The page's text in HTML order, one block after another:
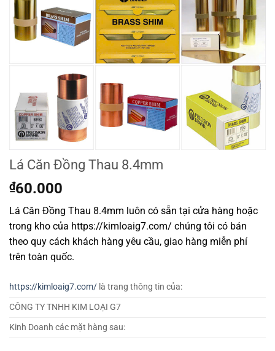
Lá Căn Đồng Thau 8.4mm
₫60.000
Lá Căn Đồng Thau 8.4mm luôn có sẵn tại cửa hàng hoặc
trong kho của https://kimloaig7.com/ chúng tôi có bán
theo quy cách khách hàng yêu cầu, giao hàng miễn phí
trên toàn quốc.
https://kimloaig7.com/ là trang thông tin của:
CÔNG TY TNHH KIM LOẠI G7
Kinh Doanh các mặt hàng sau: